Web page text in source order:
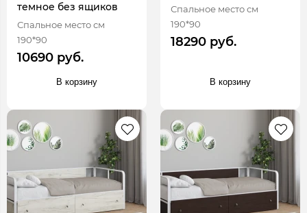
темное без ящиков
Спальное место см
190*90
10690 руб.
В корзину
Спальное место см
190*90
18290 руб.
В корзину